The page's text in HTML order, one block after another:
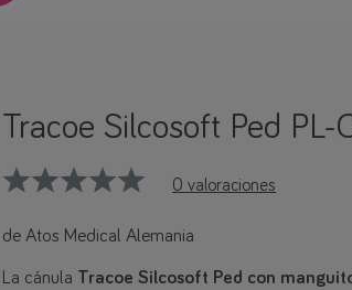
Tracoe Silcosoft Ped PL-
0 valoraciones
de Atos Medical Alemania
La cánula Tracoe Silcosoft Ped con